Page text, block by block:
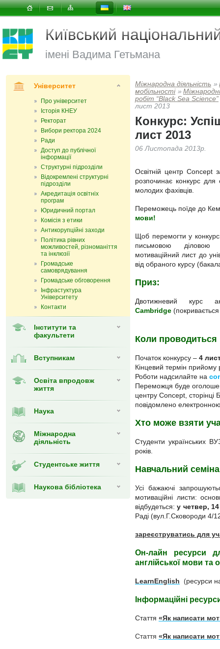
Київський
імені Вадима Гетьмана
Університет
Про університет
Історія КНЕУ
Ректорат
Вибори ректора 2024
Ради
Доступ до публічної
інформації
Структурні підрозділи
Відокремлені структурні
підрозділи
Акредитація освітніх
програм
Юридичний портал
Комісія з етики
Антикорупційні заходи
Політика рівних
можливостей, різноманіття
та інклюзії
Громадське
самоврядування
Громадське обговорення
Інфрастуктура
Університету
Контакти
Інститути та
факультети
Вступникам
Освіта впродовж
життя
Наука
Міжнародна
діяльність
Студентське життя
Наукова бібліотека
Міжнародна діяльність »
мобільності »
робіт “Black Sea Science”
лист 2013
Конкурс:
лист 2013
06 Листопада 2013р.
Освітній центр Concept
розпочинає конкурс для
молодих фахівців.
Переможець поїде до
мови!
Щоб перемогти у
письмовою діловою
мотиваційний лист до
від обраного курсу
Приз:
Двотижневий курс
Cambridge
Коли проводиться
Початок конкурсу – 4
Кінцевий термін прийому
Роботи надсилайте на
Переможця буде
центру Concept, сторінці
повідомлено
Хто може взяти
Студенти українських
років.
Навчальний
Усі бажаючі
мотиваційні листи:
відбудеться:у четвер,
Раді (вул.Г.Сковороди 4/
зареєструватись для
Он-лайн ресурси
англійської мови та
LearnEnglish (ресурси
Інформаційні
Стаття «Як написати
Стаття «Як написати